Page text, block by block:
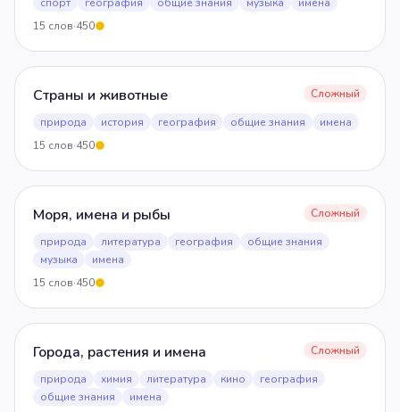
15 слов·450
Страны и животные
Сложный
природа
история география общие знания
имена
15 слов·450
Моря, имена и рыбы
Сложный
природа
литература география
общие знания
музыка
имена
15 слов·450
Города, растения и имена
Сложный
природа
химия литература кино
география
общие знания
имена